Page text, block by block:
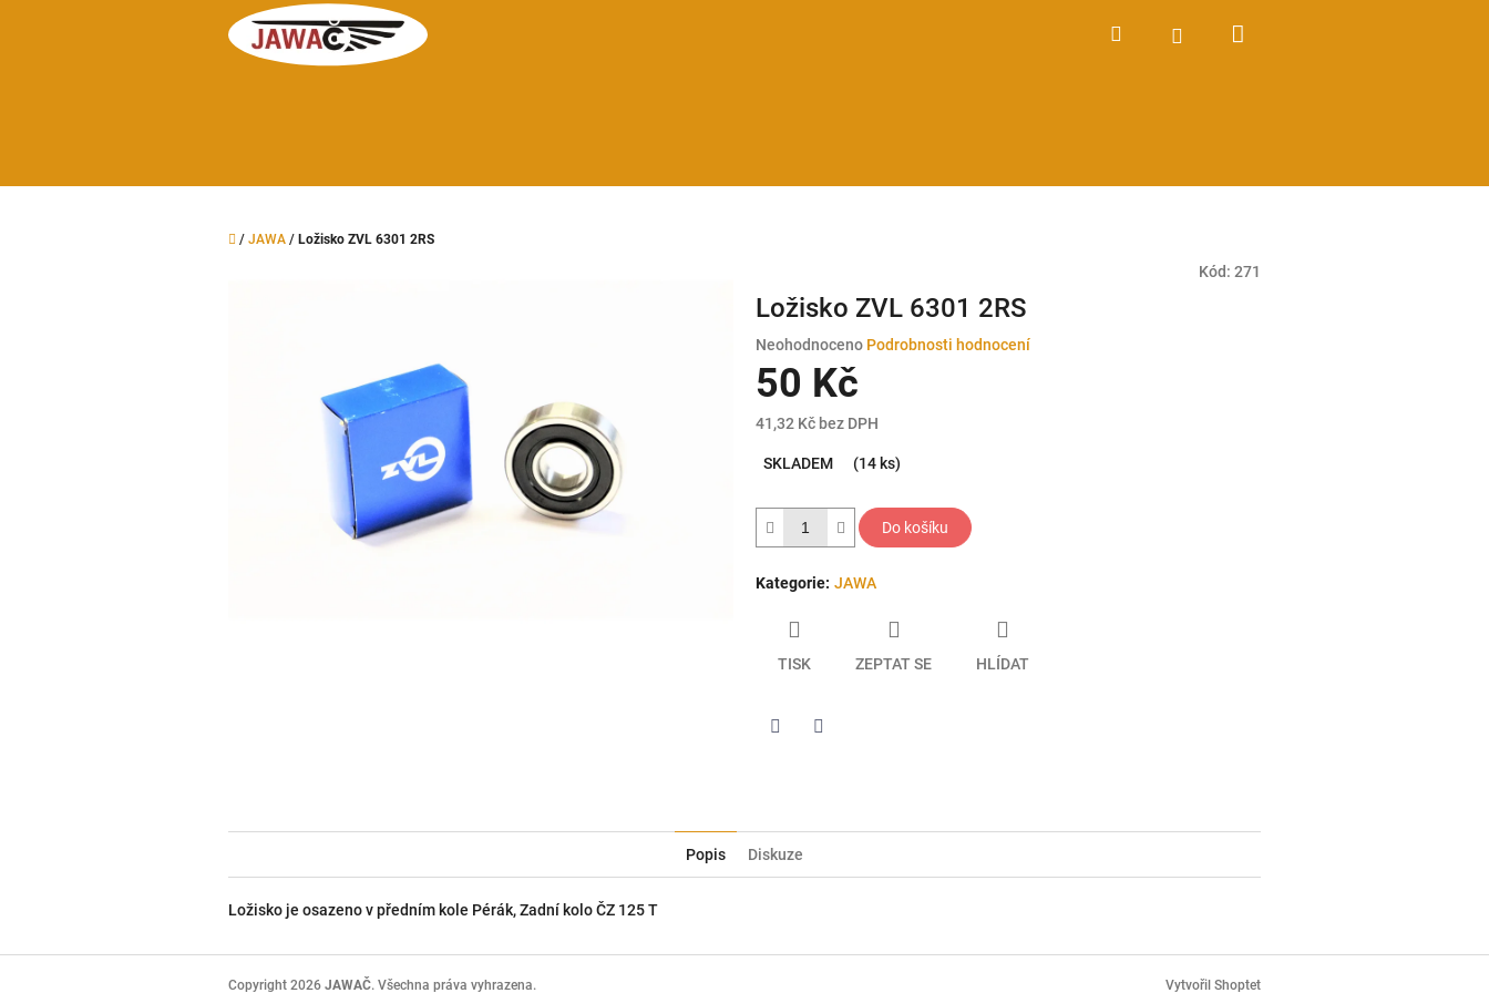
Hledat Přihlášení
Domů
/ JAWA / Ložisko ZVL 6301 2RS
Kód: 271
Ložisko ZVL 6301 2RS
Průměrné
hodnocení
produktu
0,0
Neohodnoceno Podrobnosti hodnocení
50 Kč
41,32 Kč bez DPH
cena:
SKLADEM (14 ks)
Do košíku
Kategorie: JAWA
TISK ZEPTAT SE HLÍDAT
Popis Diskuze
Ložisko je osazeno v předním kole Pérák, Zadní kolo ČZ 125 T
Vytvořil Shoptet
Copyright 2026 JAWAČ. Všechna práva vyhrazena.